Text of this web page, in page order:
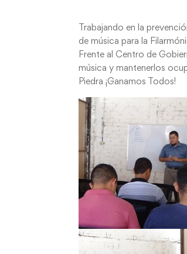
Trabajando en la
de música para la
Frente al Centro de
música y mantenerlos
Piedra ¡Ganamos Todos!